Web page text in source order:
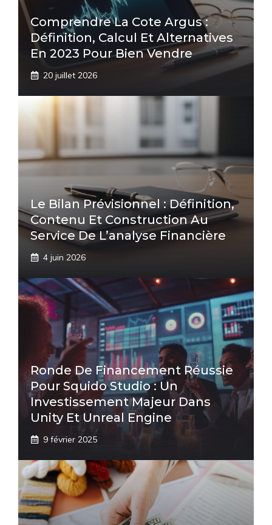
Comprendre La Cote Argus :
Définition, Calcul Et Alternatives
En 2023 Pour Bien Vendre
20 juillet 2026
Le Bilan Prévisionnel : Définition,
Contenu Et Construction Au
Service De L’analyse Financière
4 juin 2026
Ronde De Financement Réussie
Pour Squido Studio : Un
Investissement Majeur Dans
Unity Et Unreal Engine
9 février 2025